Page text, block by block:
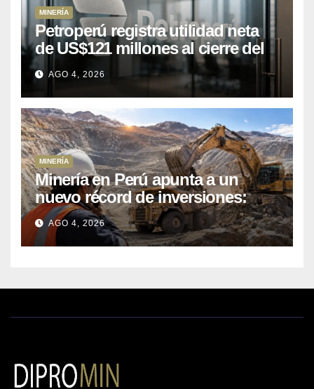
MINERÍA
Petroperú registra utilidad neta
de US$121 millones al cierre del
primer semestre 2026
AGO 4, 2026
MINERÍA
Minería en Perú apunta a un
nuevo récord de inversiones:
crecen los petitorios y el FMI
insta a destrabar proyectos
AGO 4, 2026